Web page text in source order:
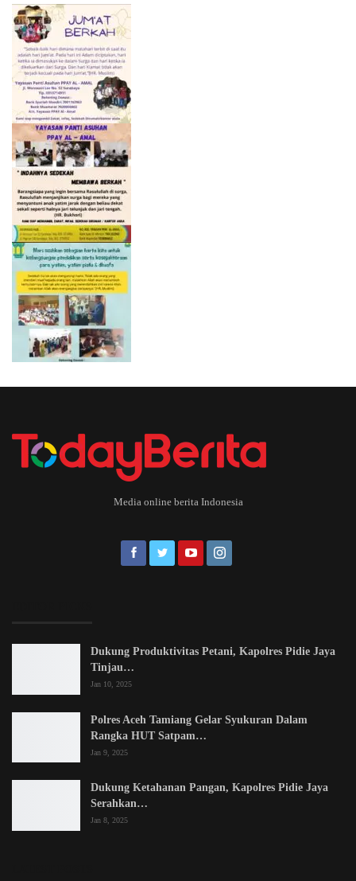
Media online berita Indonesia
Dukung Produktivitas Petani, Kapolres Pidie Jaya
Tinjau…
Jan 10, 2025
Polres Aceh Tamiang Gelar Syukuran Dalam
Rangka HUT Satpam…
Jan 9, 2025
Dukung Ketahanan Pangan, Kapolres Pidie Jaya
Serahkan…
Jan 8, 2025